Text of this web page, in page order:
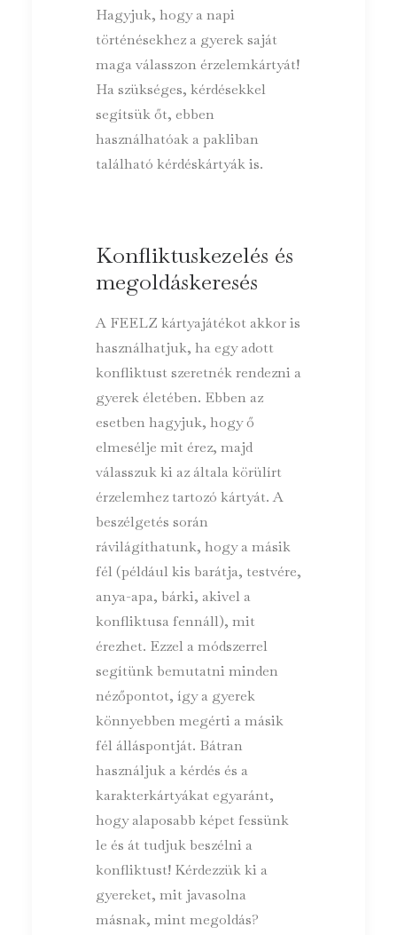
Hagyjuk, hogy a napi
történésekhez a gyerek saját
maga válasszon érzelemkártyát!
Ha szükséges, kérdésekkel
segítsük őt, ebben
használhatóak a pakliban
található kérdéskártyák is.
Konfliktuskezelés és
megoldáskeresés
A FEELZ kártyajátékot akkor is
használhatjuk, ha egy adott
konfliktust szeretnék rendezni a
gyerek életében. Ebben az
esetben hagyjuk, hogy ő
elmesélje mit érez, majd
válasszuk ki az általa körülírt
érzelemhez tartozó kártyát. A
beszélgetés során
rávilágíthatunk, hogy a másik
fél (például kis barátja, testvére,
anya-apa, bárki, akivel a
konfliktusa fennáll), mit
érezhet. Ezzel a módszerrel
segítünk bemutatni minden
nézőpontot, így a gyerek
könnyebben megérti a másik
fél álláspontját. Bátran
használjuk a kérdés és a
karakterkártyákat egyaránt,
hogy alaposabb képet fessünk
le és át tudjuk beszélni a
konfliktust! Kérdezzük ki a
gyereket, mit javasolna
másnak, mint megoldás?